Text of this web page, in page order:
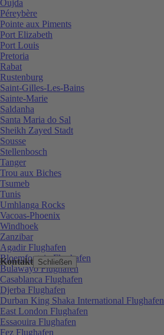
Kontakt Schließen
Oujda
Péreybère
Pointe aux Piments
Port Elizabeth
Port Louis
Pretoria
Rabat
Rustenburg
Saint-Gilles-Les-Bains
Sainte-Marie
Saldanha
Santa Maria do Sal
Sheikh Zayed Stadt
Sousse
Stellenbosch
Tanger
Trou aux Biches
Tsumeb
Tunis
Umhlanga Rocks
Vacoas-Phoenix
Windhoek
Zanzibar
Agadir Flughafen
Bloemfontein Flughafen
Bulawayo Flughafen
Casablanca Flughafen
Djerba Flughafen
Durban King Shaka International Flughafen
East London Flughafen
Essaouira Flughafen
Fez Flughafen